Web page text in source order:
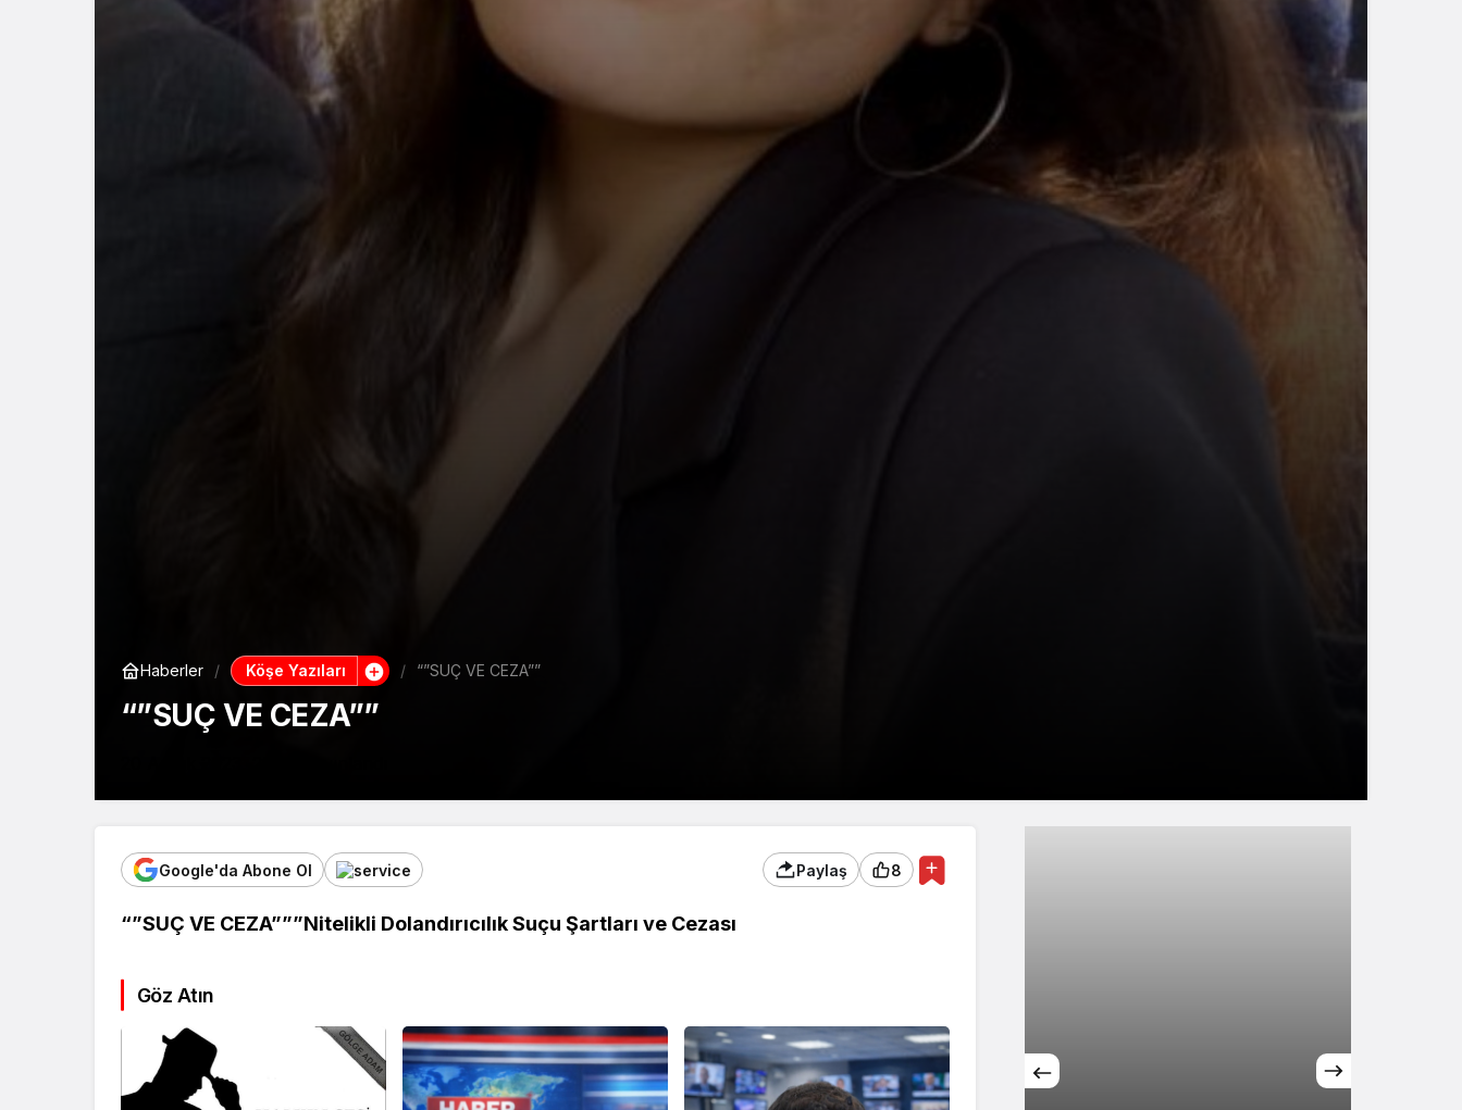
Haberler Köşe Yazıları “”SUÇ VE CEZA””
“”SUÇ VE CEZA””
Google'da Abone Ol Paylaş 8
“”SUÇ VE CEZA”””Nitelikli Dolandırıcılık Suçu Şartları ve Cezası
Göz Atın